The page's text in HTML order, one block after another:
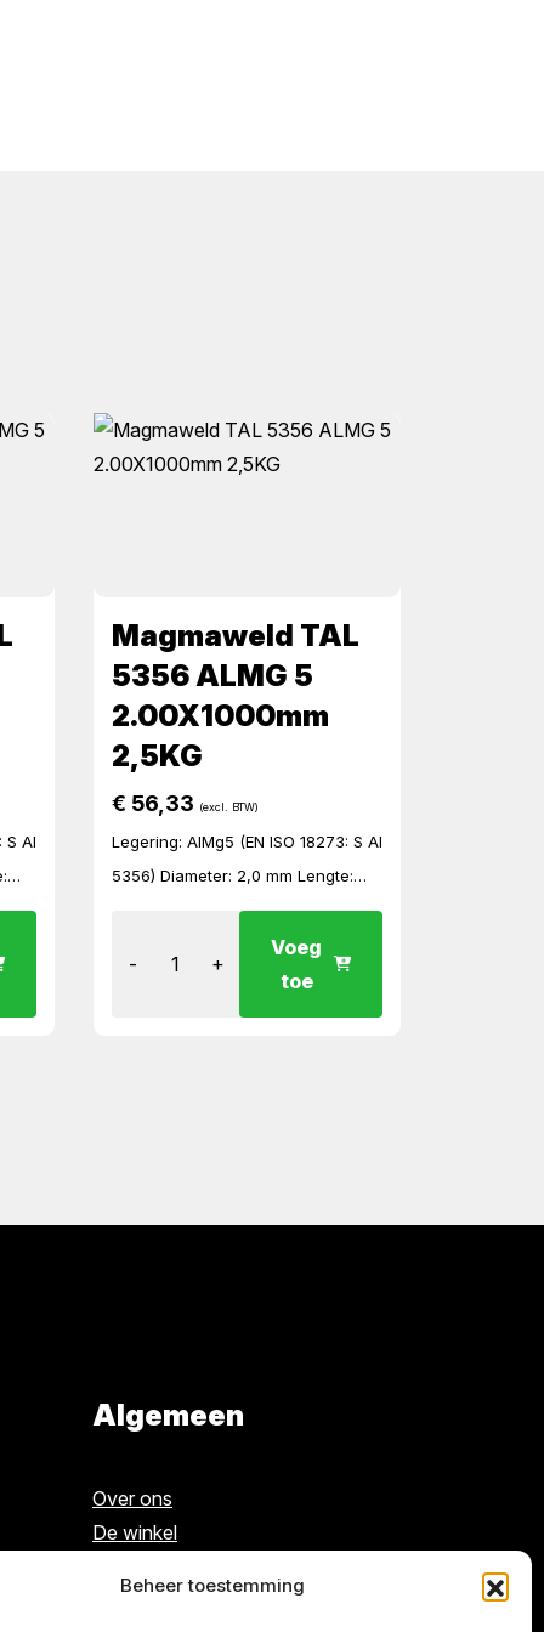
Beheer toestemming
S Al
Magmaweld TAL
5356 ALMG 5
2.00X1000mm
2,5KG
€ 56,33 (excl. BTW)
Legering: AlMg5 (EN ISO 18273: S Al
5356) Diameter: 2,0 mm Lengte:
1000 mm Verpakking: 2,5 kg ronde
wisselstroom (AC) tig Hoge
- +
Voeg
toe
Algemeen
Over ons
De winkel